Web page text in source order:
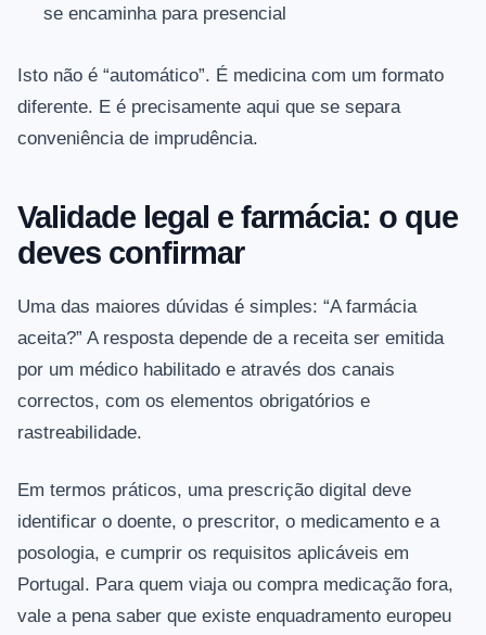
se encaminha para presencial
Isto não é “automático”. É medicina com um formato
diferente. E é precisamente aqui que se separa
conveniência de imprudência.
Validade legal e farmácia: o que
deves confirmar
Uma das maiores dúvidas é simples: “A farmácia
aceita?” A resposta depende de a receita ser emitida
por um médico habilitado e através dos canais
correctos, com os elementos obrigatórios e
rastreabilidade.
Em termos práticos, uma prescrição digital deve
identificar o doente, o prescritor, o medicamento e a
posologia, e cumprir os requisitos aplicáveis em
Portugal. Para quem viaja ou compra medicação fora,
vale a pena saber que existe enquadramento europeu